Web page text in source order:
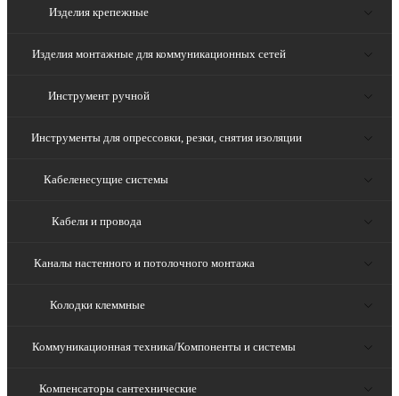
Изделия крепежные
Изделия монтажные для коммуникационных сетей
Инструмент ручной
Инструменты для опрессовки, резки, снятия изоляции
Кабеленесущие системы
Кабели и провода
Каналы настенного и потолочного монтажа
Колодки клеммные
Коммуникационная техника/Компоненты и системы
Компенсаторы сантехнические